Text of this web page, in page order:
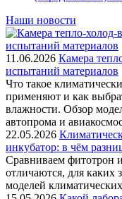
Наши новости
11.06.2026 Камера
испытаний материалов
Что такое
применяют и как
влажности. Обзор
автопрома и
22.05.2026
инкубатор: в чём
Сравниваем фитотрон
отличаются, для каких
моделей